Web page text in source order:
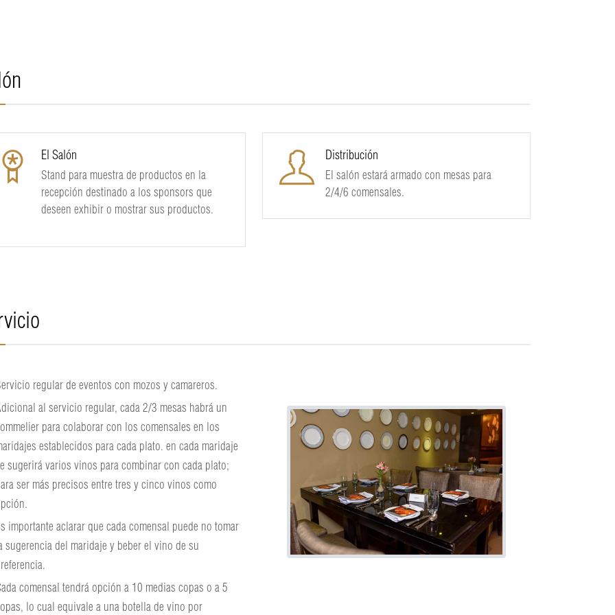
El Salón
Stand para muestra de productos en la
recepción destinado a los sponsors que
deseen exhibir o mostrar sus productos.
Distribución
El salón estará armado con mesas para
2/4/6 comensales.
regular de eventos con mozos y camareros.
al servicio regular, cada 2/3 mesas habrá un
para colaborar con los comensales en los
establecidos para cada plato. en cada maridaje
sugerirá varios vinos para combinar con cada plato;
ser más precisos entre tres y cinco vinos como
importante aclarar que cada comensal puede no tomar
sugerencia del maridaje y beber el vino de su
comensal tendrá opción a 10 medias copas o a 5
lo cual equivale a una botella de vino por